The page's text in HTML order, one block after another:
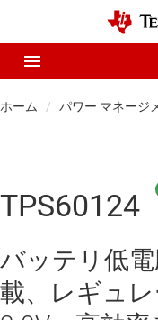
ホーム パワー マネージ
TPS60124
バッテリ低
載、レギュ